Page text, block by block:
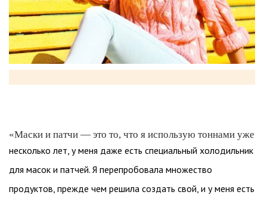
«Маски и патчи — это то, что я использую тоннами уже
несколько лет, у меня даже есть специальный холодильник
для масок и патчей. Я перепробовала множество
продуктов, прежде чем решила создать свой, и у меня есть